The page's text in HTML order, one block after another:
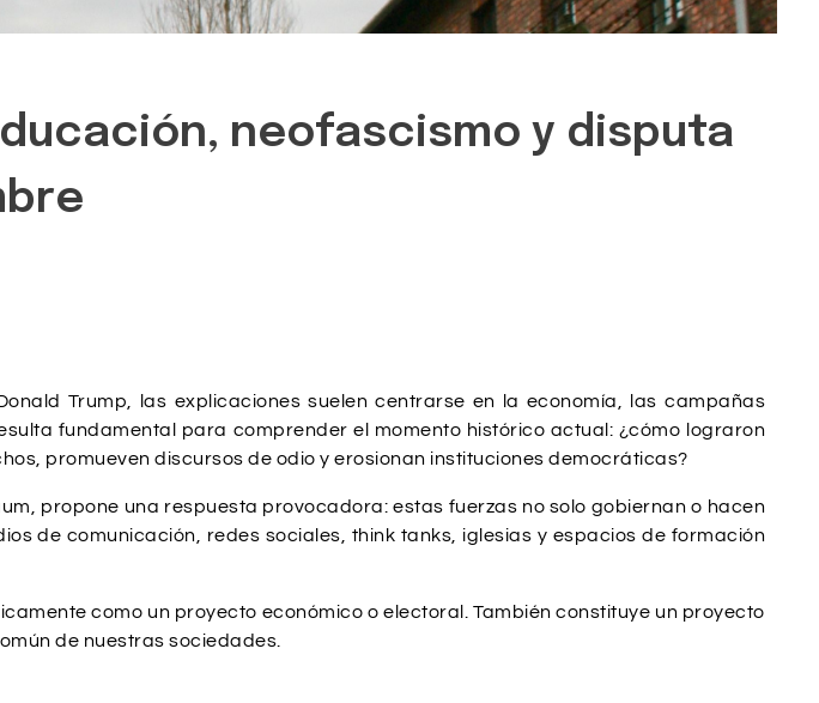
neofascismo y disputa
Trump, las explicaciones suelen centrarse en la economía, las campañas
fundamental para comprender el momento histórico actual: ¿cómo lograron
promueven discursos de odio y erosionan instituciones democráticas?
propone una respuesta provocadora: estas fuerzas no solo gobiernan o hacen
de comunicación, redes sociales, think tanks, iglesias y espacios de formación
como un proyecto económico o electoral. También constituye un proyecto
de nuestras sociedades.